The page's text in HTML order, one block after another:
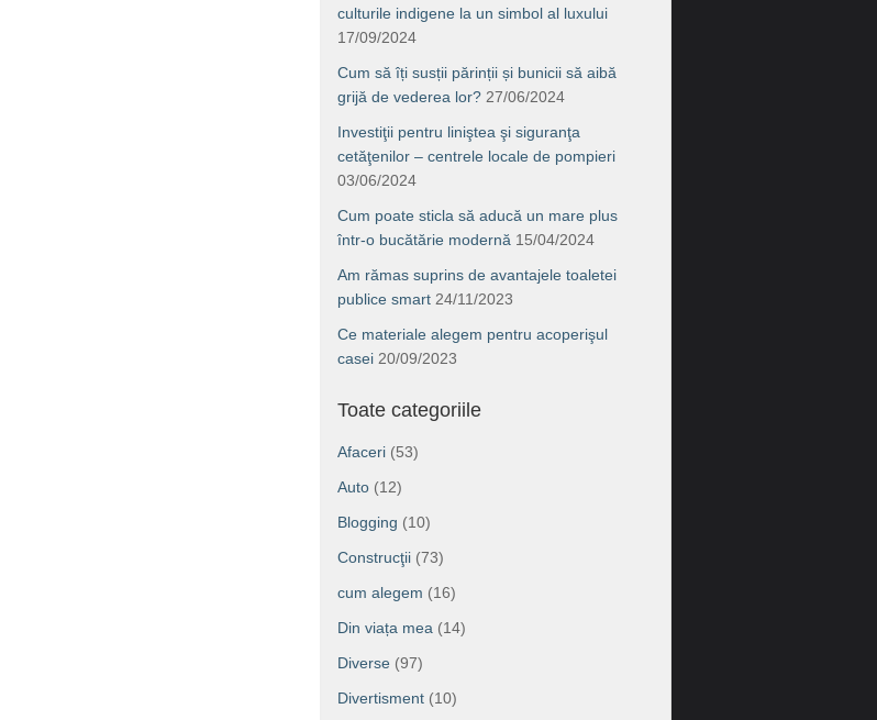
culturile indigene la un simbol al luxului
17/09/2024
Cum să îți susții părinții și bunicii să aibă
grijă de vederea lor? 27/06/2024
Investiţii pentru liniştea şi siguranţa
cetăţenilor – centrele locale de pompieri
03/06/2024
Cum poate sticla să aducă un mare plus
într-o bucătărie modernă 15/04/2024
Am rămas suprins de avantajele toaletei
publice smart 24/11/2023
Ce materiale alegem pentru acoperişul
casei 20/09/2023
Toate categoriile
Afaceri (53)
Auto (12)
Blogging (10)
Construcţii (73)
cum alegem (16)
Din viața mea (14)
Diverse (97)
Divertisment (10)